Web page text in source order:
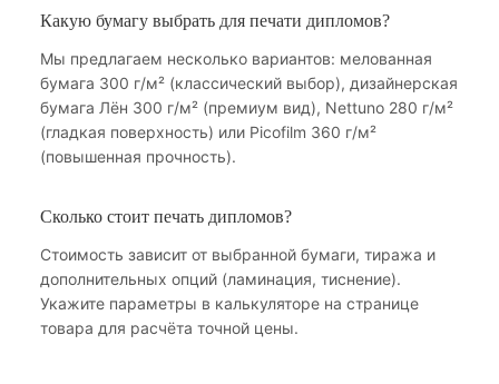
Какую бумагу выбрать для печати дипломов?
Мы предлагаем несколько вариантов: мелованная
бумага 300 г/м² (классический выбор), дизайнерская
бумага Лён 300 г/м² (премиум вид), Nettuno 280 г/м²
(гладкая поверхность) или Picofilm 360 г/м²
(повышенная прочность).
Сколько стоит печать дипломов?
Стоимость зависит от выбранной бумаги, тиража и
дополнительных опций (ламинация, тиснение).
Укажите параметры в калькуляторе на странице
товара для расчёта точной цены.